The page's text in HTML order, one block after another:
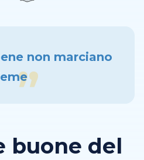
non marciano
buone del